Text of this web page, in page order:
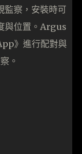
監察，安裝時可
與位置。Argus
》進行配對與
。